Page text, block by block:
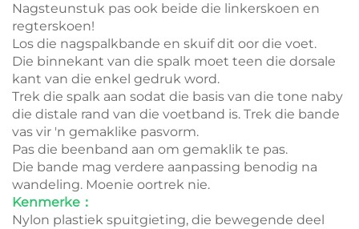
Nagsteunstuk pas ook beide die linkerskoen en
regterskoen!
Los die nagspalkbande en skuif dit oor die voet.
Die binnekant van die spalk moet teen die dorsale
kant van die enkel gedruk word.
Trek die spalk aan sodat die basis van die tone naby
die distale rand van die voetband is. Trek die bande
vas vir 'n gemaklike pasvorm.
Pas die beenband aan om gemaklik te pas.
Die bande mag verdere aanpassing benodig na
wandeling. Moenie oortrek nie.
Kenmerke：
Nylon plastiek spuitgieting, die bewegende deel